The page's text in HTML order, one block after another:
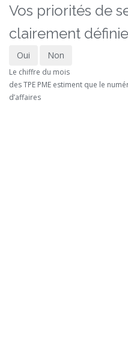
Vos priorités de
clairement
Oui Non
Le chiffre du mois
des TPE PME estiment que le
d’affaires